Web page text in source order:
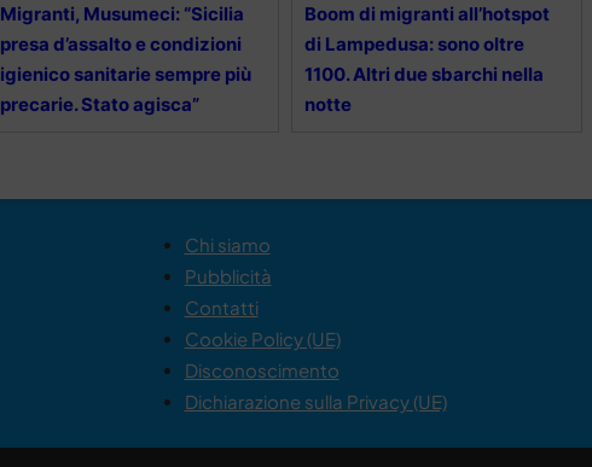
Migranti, Musumeci: “Sicilia
presa d’assalto e condizioni
igienico sanitarie sempre più
precarie. Stato agisca”
Boom di migranti all’hotspot
di Lampedusa: sono oltre
1100. Altri due sbarchi nella
notte
Chi siamo
Pubblicità
Contatti
Cookie Policy (UE)
Disconoscimento
Dichiarazione sulla Privacy (UE)